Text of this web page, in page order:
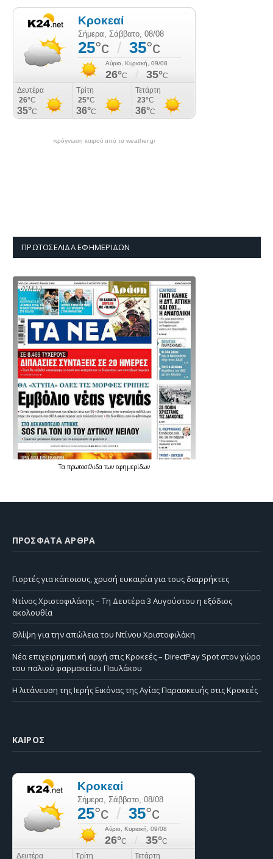
πρόγνωση καιρού από το weather.gr
ΠΡΩΤΟΣΈΛΙΔΑ ΕΦΗΜΕΡΊΔΩΝ
Τα πρωτοσέλιδατων εφημερίδων
ΠΡΌΣΦΑΤΑ ΆΡΘΡΑ
Γιορτές για κάποιους, χρυσή ευκαιρία για τους διαρρήκτες
Ντίνος Χριστοφιλάκης – Τη Δευτέρα 3 Αυγούστου η εξόδιος
ακολουθία
Θλίψη για την απώλεια του Ντίνου Χριστοφιλάκη
Νέα επιχειρηματική αρχή στις Κροκεές – DirectPay Spot στον χώρο
του παλιού φαρμακείου Παυλάκου
Η λιτάνευση της Ιερής Εικόνας της Αγίας Παρασκευής στις Κροκεές
ΚΑΙΡΌΣ